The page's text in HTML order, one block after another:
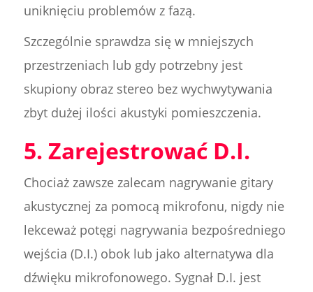
uniknięciu problemów z fazą.
Szczególnie sprawdza się w mniejszych
przestrzeniach lub gdy potrzebny jest
skupiony obraz stereo bez wychwytywania
zbyt dużej ilości akustyki pomieszczenia.
5. Zarejestrować D.I.
Chociaż zawsze zalecam nagrywanie gitary
akustycznej za pomocą mikrofonu, nigdy nie
lekceważ potęgi nagrywania bezpośredniego
wejścia (D.I.) obok lub jako alternatywa dla
dźwięku mikrofonowego. Sygnał D.I. jest